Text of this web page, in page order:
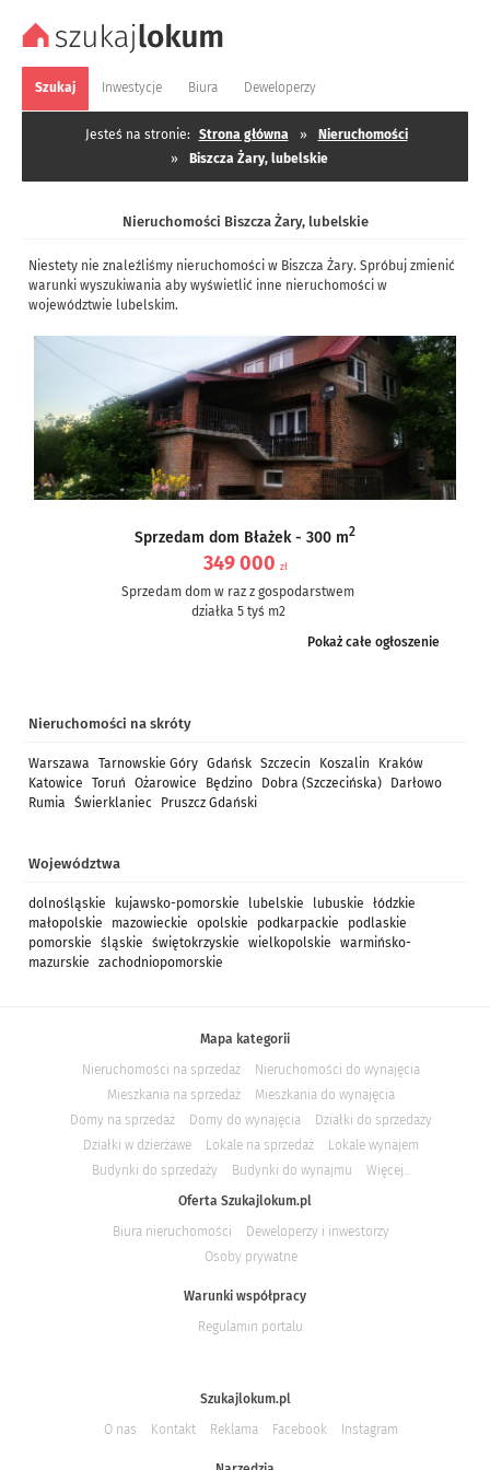
Szukaj Inwestycje Biura Deweloperzy
Jesteś na stronie: Strona główna »
Nieruchomości
»
Biszcza Żary, lubelskie
Nieruchomości Biszcza Żary, lubelskie
Niestety nie znaleźliśmy nieruchomości w Biszcza Żary. Spróbuj zmienić
warunki wyszukiwania aby wyświetlić inne nieruchomości w
województwie lubelskim.
Sprzedam dom Błażek - 300 m2
349 000 zł
Sprzedam dom w raz z gospodarstwem
działka 5 tyś m2
Pokaż całe ogłoszenie
Nieruchomości na skróty
Warszawa Tarnowskie Góry Gdańsk Szczecin Koszalin
Kraków
Katowice
Toruń Ożarowice Będzino Dobra (Szczecińska)
Darłowo
Rumia
Świerklaniec Pruszcz Gdański
Województwa
dolnośląskie kujawsko-pomorskie lubelskie lubuskie
łódzkie
małopolskie
mazowieckie opolskie podkarpackie
podlaskie
pomorskie
śląskie świętokrzyskie wielkopolskie
warmińsko-
mazurskie
zachodniopomorskie
Mapa kategorii
Nieruchomości na sprzedaż
Nieruchomości do wynajęcia
Mieszkania na sprzedaż
Mieszkania do wynajęcia
Domy na sprzedaż
Domy do wynajęcia
Działki do sprzedaży
Działki w dzierżawe
Lokale na sprzedaż
Lokale wynajem
Budynki do sprzedaży
Budynki do wynajmu
Więcej...
Oferta Szukajlokum.pl
Biura nieruchomości
Deweloperzy i inwestorzy
Osoby prywatne
Warunki współpracy
Regulamin portalu
Szukajlokum.pl
O nas
Kontakt Reklama Facebook Instagram